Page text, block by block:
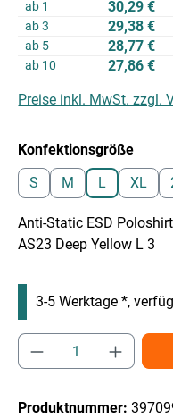
ab 1 30,29 €
ab3 29,38 €
ab 5 28,77 €
ab 10 27,86 €
Preise inkl. MwSt. zzgl.
Konfektionsgröße
S
M L XL
Anti-Static ESD
AS23 Deep Yellow L 3
3-5 Werktage *,
Produkt Anzahl:
Produktnummer: